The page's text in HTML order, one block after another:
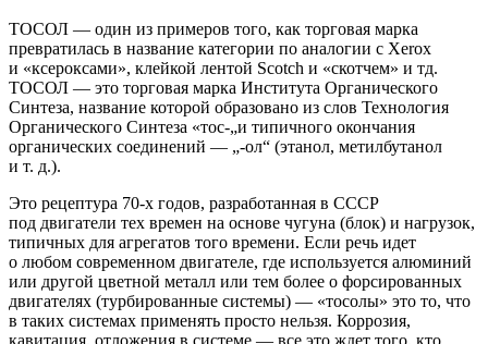
ТОСОЛ — один из примеров того, как торговая марка
превратилась в название категории по аналогии с Xerox
и «ксероксами», клейкой лентой Scotch и «скотчем» и тд.
ТОСОЛ — это торговая марка Института Органического
Синтеза, название которой образовано из слов Технология
Органического Синтеза «тос-„и типичного окончания
органических соединений — „-ол“ (этанол, метилбутанол
и т. д.).
Это рецептура 70-х годов, разработанная в СССР
под двигатели тех времен на основе чугуна (блок) и нагрузок,
типичных для агрегатов того времени. Если речь идет
о любом современном двигателе, где используется алюминий
или другой цветной металл или тем более о форсированных
двигателях (турбированные системы) — «тосолы» это то, что
в таких системах применять просто нельзя. Коррозия,
кавитация, отложения в системе — все это ждет того, кто